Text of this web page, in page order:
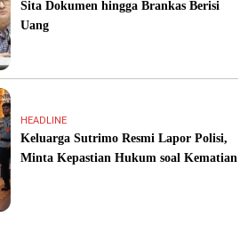
Sita Dokumen hingga Brankas Berisi
Uang
HEADLINE
Keluarga Sutrimo Resmi Lapor Polisi,
Minta Kepastian Hukum soal Kematian